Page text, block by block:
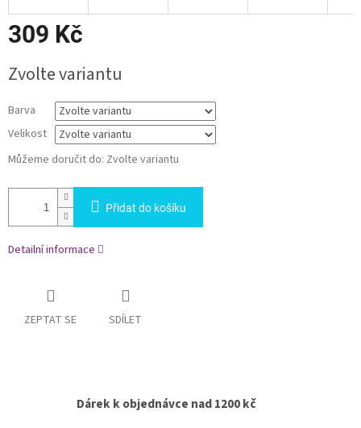
309 Kč
cena:
Zvolte variantu
Barva
Velikost
Můžeme doručit do: Zvolte variantu
Přidat do košíku
Detailní informace
ZEPTAT SE SDÍLET
Dárek k objednávce nad 1200 kč